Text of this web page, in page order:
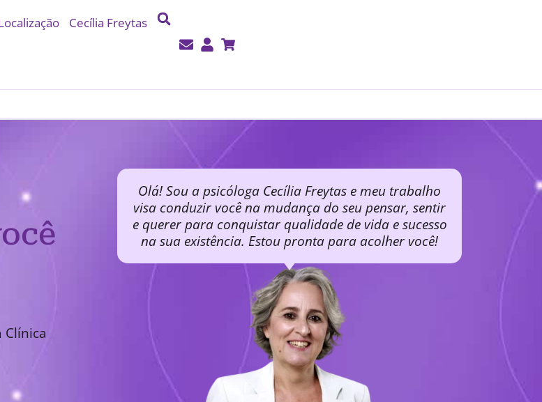
Cecília Freytas
Clínica
Olá! Sou a psicóloga Cecília Freytas e meu trabalho
visa conduzir você na mudança do seu pensar, sentir
e querer para conquistar qualidade de vida e sucesso
na sua existência. Estou pronta para acolher você!